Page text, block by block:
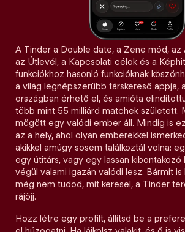
A Tinder a Double date, a Zene mód, az
az Útlevél, a Kapcsolati célok és a
funkciókhoz hasonló funkcióknak
a világ legnépszerűbb társkereső appja,
országban érhető el, és amióta
több mint 55 milliárd matchek született.
mögött egy valódi ember áll. Mindig is
az a hely, ahol olyan emberekkel
akikkel amúgy sosem találkoztál volna:
egy útitárs, vagy egy lassan kibontakozó
végül valami igazán valódi lesz. Bármit is
még nem tudod, mit keresel, a Tinder
rájöjj.
Hozz létre egy profilt, állítsd be a